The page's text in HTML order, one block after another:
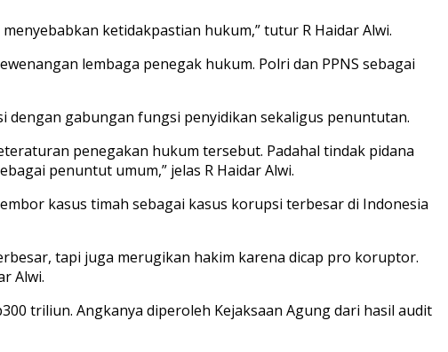
ketidakpastian hukum,” tutur R Haidar Alwi.
lembaga penegak hukum. Polri dan PPNS sebagai
dengan gabungan fungsi penyidikan sekaligus penuntutan.
penegakan hukum tersebut. Padahal tindak pidana
penuntut umum,” jelas R Haidar Alwi.
kasus timah sebagai kasus korupsi terbesar di Indonesia
tapi juga merugikan hakim karena dicap pro koruptor.
Alwi.
triliun. Angkanya diperoleh Kejaksaan Agung dari hasil audit